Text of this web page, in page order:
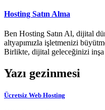
Hosting Satın Alma
Ben Hosting Satın Al, dijital
altyapımızla işletmenizi
Birlikte, dijital geleceğinizi
Yazı gezinmesi
Ücretsiz Web Hosting